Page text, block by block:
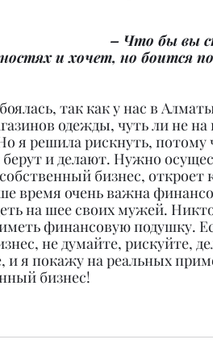
– Что бы вы
и хочет, но боится
так как у нас в
одежды, чуть ли не
я решила рискнуть, потому
и делают. Нужно
бизнес, откроет
время очень важна
на шее своих мужей.
финансовую подушку.
не думайте, рискуйте,
и я покажу на реальных
бизнес!